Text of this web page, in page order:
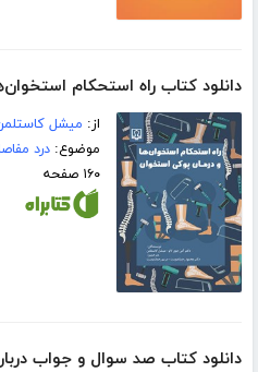
دانلود کتاب راه استحکام
از: میشل
موضوع:درد
۱۶۰ صفحه
دانلود کتاب صد سوال و جواب